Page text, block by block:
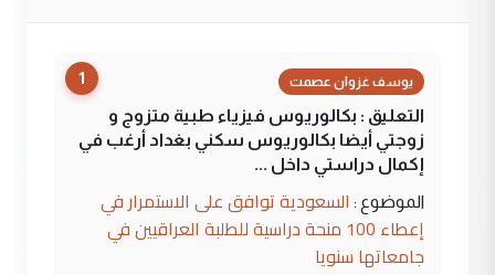
1 يوسف غزوان عصمت
التعليق : بكالوريوس فيزياء طبية متزوج و
زوجتي أيضا بكالوريوس سكني بغداد أرغب في
إكمال دراستي داخل ...
الموضوع : السعودية توافق على الاستمرار في
إعطاء 100 منحة دراسية للطلبة العراقيين في
جامعاتها سنويا